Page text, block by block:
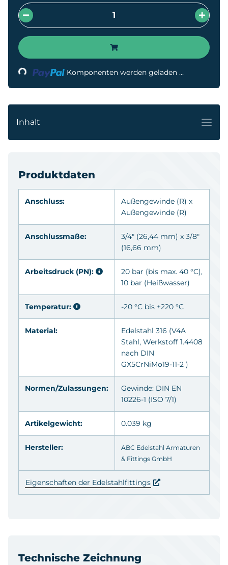
Loading... Komponenten werden geladen ...
Inhalt
Produktdaten
Anschluss: Außengewinde (R) x
Außengewinde (R)
Anschlussmaße:
3/4" (26,44 mm) x 3/8"
(16,66 mm)
Arbeitsdruck (PN):
20 bar (bis max. 40 °C),
10 bar (Heißwasser)
Temperatur: -20 °C bis +220 °C
Material: Edelstahl 316 (V4A
Stahl, Werkstoff 1.4408
nach DIN
GX5CrNiMo19-11-2 )
Normen/Zulassungen:
Gewinde: DIN EN
10226-1 (ISO 7/1)
Artikelgewicht: 0.039 kg
Hersteller:
ABC Edelstahl Armaturen
& Fittings GmbH
Eigenschaften der Edelstahlfittings
Technische Zeichnung